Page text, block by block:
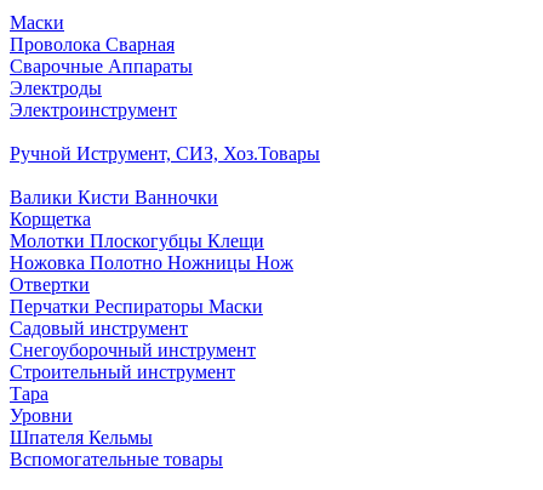
Маски
Проволока Сварная
Сварочные Аппараты
Электроды
Электроинструмент
Ручной Иструмент, СИЗ, Хоз.Товары
Валики Кисти Ванночки
Корщетка
Молотки Плоскогубцы Клещи
Ножовка Полотно Ножницы Нож
Отвертки
Перчатки Респираторы Маски
Садовый инструмент
Снегоуборочный инструмент
Строительный инструмент
Тара
Уровни
Шпателя Кельмы
Вспомогательные товары